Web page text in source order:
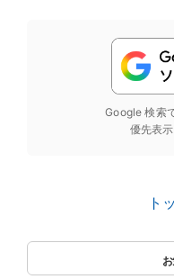
Google 検索
優先表
ト